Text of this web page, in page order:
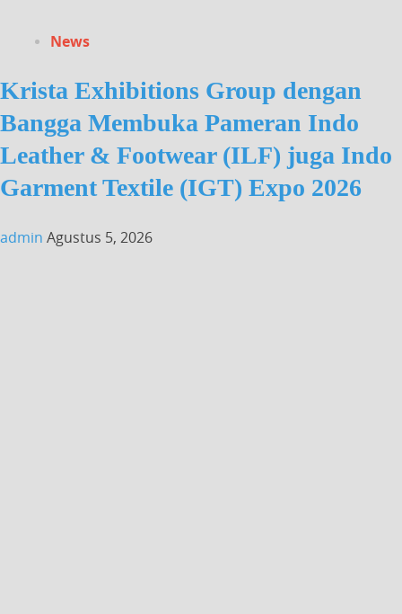
News
Krista Exhibitions Group dengan
Bangga Membuka Pameran Indo
Leather & Footwear (ILF) juga Indo
Garment Textile (IGT) Expo 2026
admin Agustus 5, 2026